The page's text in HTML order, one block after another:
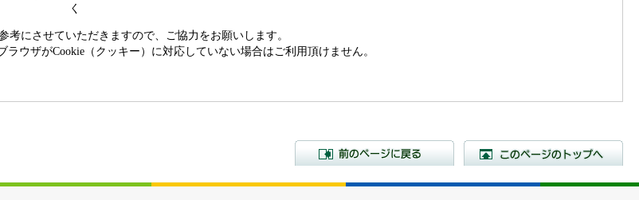
く
にさせていただきますので、ご協力をお願いします。
ウザがCookie（クッキー）に対応していない場合はご利用頂けません。
前のページに戻る